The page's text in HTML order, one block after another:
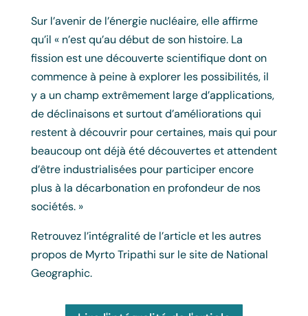
Sur l’avenir de l’énergie nucléaire, elle affirme
qu’il « n’est qu’au début de son histoire. La
fission est une découverte scientifique dont on
commence à peine à explorer les possibilités, il
y a un champ extrêmement large d’applications,
de déclinaisons et surtout d’améliorations qui
restent à découvrir pour certaines, mais qui pour
beaucoup ont déjà été découvertes et attendent
d’être industrialisées pour participer encore
plus à la décarbonation en profondeur de nos
sociétés. »
Retrouvez l’intégralité de l’article et les autres
propos de Myrto Tripathi sur le site de National
Geographic.